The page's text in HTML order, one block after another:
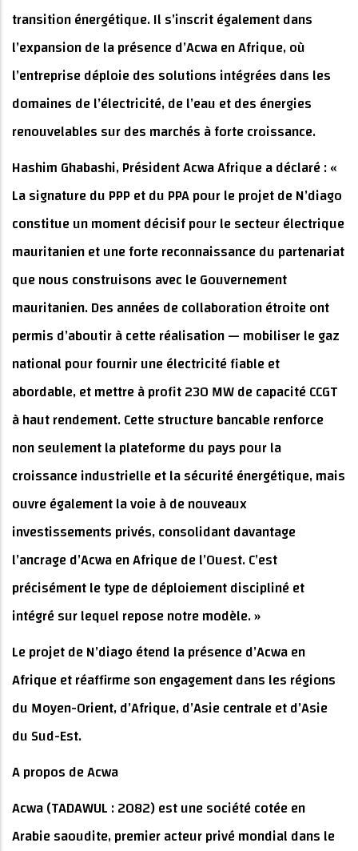
transition énergétique. Il s’inscrit également dans
l’expansion de la présence d’Acwa en Afrique, où
l’entreprise déploie des solutions intégrées dans les
domaines de l’électricité, de l’eau et des énergies
renouvelables sur des marchés à forte croissance.
Hashim Ghabashi, Président Acwa Afrique a déclaré : «
La signature du PPP et du PPA pour le projet de N’diago
constitue un moment décisif pour le secteur électrique
mauritanien et une forte reconnaissance du partenariat
que nous construisons avec le Gouvernement
mauritanien. Des années de collaboration étroite ont
permis d’aboutir à cette réalisation — mobiliser le gaz
national pour fournir une électricité fiable et
abordable, et mettre à profit 230 MW de capacité CCGT
à haut rendement. Cette structure bancable renforce
non seulement la plateforme du pays pour la
croissance industrielle et la sécurité énergétique, mais
ouvre également la voie à de nouveaux
investissements privés, consolidant davantage
l’ancrage d’Acwa en Afrique de l’Ouest. C’est
précisément le type de déploiement discipliné et
intégré sur lequel repose notre modèle. »
Le projet de N’diago étend la présence d’Acwa en
Afrique et réaffirme son engagement dans les régions
du Moyen-Orient, d’Afrique, d’Asie centrale et d’Asie
du Sud-Est.
A propos de Acwa
Acwa (TADAWUL : 2082) est une société cotée en
Arabie saoudite, premier acteur privé mondial dans le